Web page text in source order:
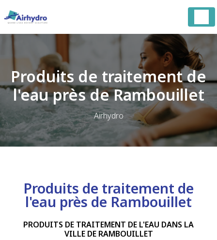
Produits de traitement de
l'eau près de Rambouillet
Airhydro
Produits de traitement de
l'eau près de Rambouillet
PRODUITS DE TRAITEMENT DE L'EAU DANS LA
VILLE DE RAMBOUILLET